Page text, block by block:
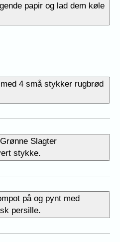
papir og lad dem køle
4 små stykker rugbrød
Slagter
stykke.
på og pynt med
persille.